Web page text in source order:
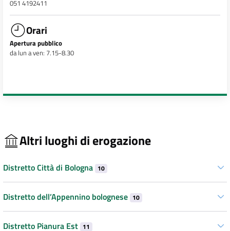
051 4192411
Orari
Apertura pubblico
da lun a ven: 7.15-8.30
Altri luoghi di erogazione
Distretto Città di Bologna 10
Distretto dell’Appennino bolognese 10
Distretto Pianura Est 11